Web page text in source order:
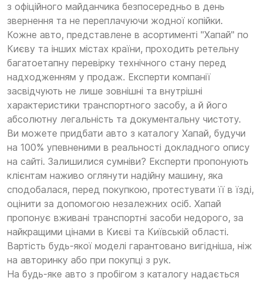
з офіційного майданчика безпосередньо в день
звернення та не переплачуючи жодної копійки.
Кожне авто, представлене в асортименті "Хапай" по
Києву та інших містах країни, проходить ретельну
багатоетапну перевірку технічного стану перед
надходженням у продаж. Експерти компанії
засвідчують не лише зовнішні та внутрішні
характеристики транспортного засобу, а й його
абсолютну легальність та документальну чистоту.
Ви можете придбати авто з каталогу Хапай, будучи
на 100% упевненими в реальності докладного опису
на сайті. Залишилися сумніви? Експерти пропонують
клієнтам наживо оглянути надійну машину, яка
сподобалася, перед покупкою, протестувати її в їзді,
оцінити за допомогою незалежних осіб. Хапай
пропонує вживані транспортні засоби недорого, за
найкращими цінами в Києві та Київській області.
Вартість будь-якої моделі гарантовано вигідніша, ніж
на авторинку або при покупці з рук.
На будь-яке авто з пробігом з каталогу надається